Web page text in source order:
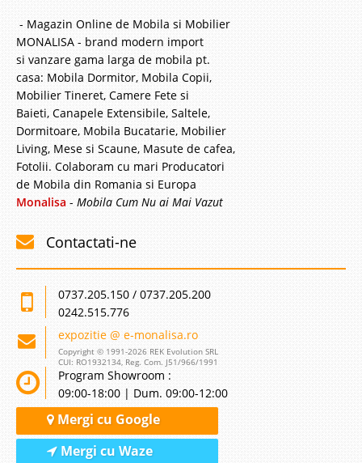
- Magazin Online de Mobila si Mobilier
MONALISA - brand modern import
si vanzare gama larga de mobila pt.
casa: Mobila Dormitor, Mobila Copii,
Mobilier Tineret, Camere Fete si
Baieti, Canapele Extensibile, Saltele,
Dormitoare, Mobila Bucatarie, Mobilier
Living, Mese si Scaune, Masute de cafea,
Fotolii. Colaboram cu mari Producatori
de Mobila din Romania si Europa
Monalisa - Mobila Cum Nu ai Mai Vazut
Contactati-ne
0737.205.150 / 0737.205.200
0242.515.776
expozitie @ e-monalisa.ro
Copyright © 1991-2026 REK Evolution SRL
CUI: RO1932134, Reg. Com. J51/966/1991
Program Showroom :
09:00-18:00 | Dum. 09:00-12:00
Mergi cu Google
Mergi cu Waze